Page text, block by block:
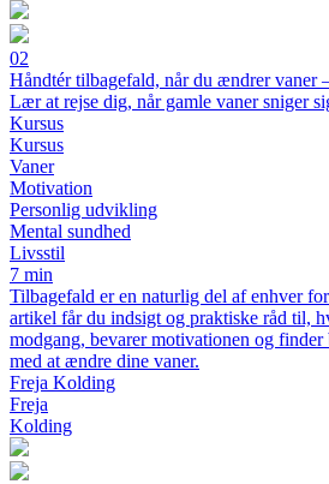
02
Håndtér tilbagefald, når du ændrer vaner
Lær at rejse dig, når gamle vaner sniger
Kursus
Kursus
Vaner
Motivation
Personlig udvikling
Mental sundhed
Livsstil
7 min
Tilbagefald er en naturlig del af enhver
artikel får du indsigt og praktiske råd til,
modgang, bevarer motivationen og finder
med at ændre dine vaner.
Freja Kolding
Freja
Kolding